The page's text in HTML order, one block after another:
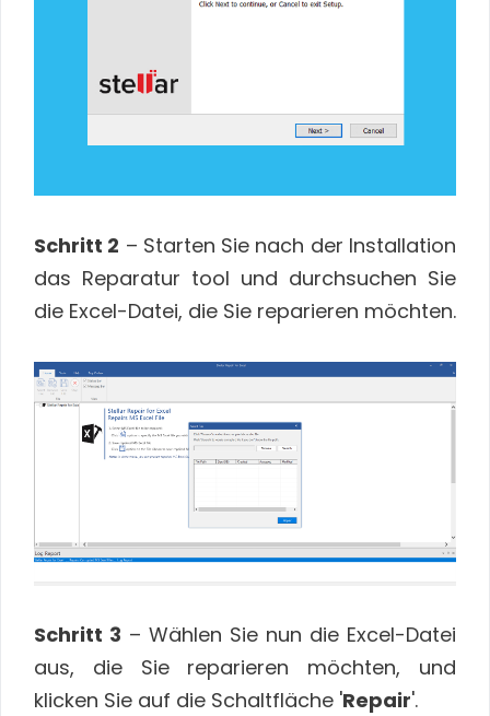
Schritt 2 – Starten Sie nach der Installation
das Reparatur tool und durchsuchen Sie
die Excel-Datei, die Sie reparieren möchten.
Schritt 3 – Wählen Sie nun die Excel-Datei
aus, die Sie reparieren möchten, und
klicken Sie auf die Schaltfläche 'Repair'.